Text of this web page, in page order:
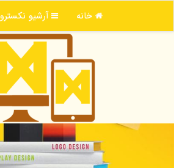
خانه آرشیو نكسترو